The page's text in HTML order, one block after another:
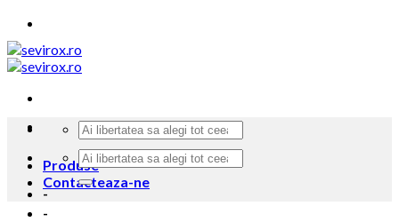
Skip
to
content
Produse
Contacteaza-ne
-
-